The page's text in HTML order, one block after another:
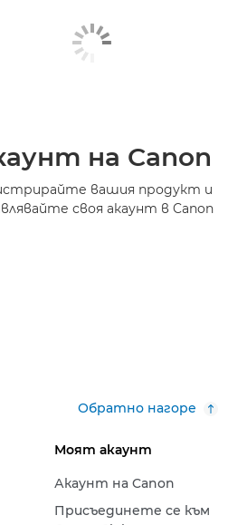
на Canon
вашия продукт и
своя акаунт в Canon
Обратно нагоре
Моят акаунт
Акаунт на Canon
Присъединете се към